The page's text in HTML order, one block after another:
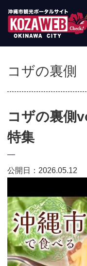
沖縄市観光ポータルコ
縄市コザの表も裏も楽
コザの裏側
コザの裏側
特集
公開日：2026.05.12